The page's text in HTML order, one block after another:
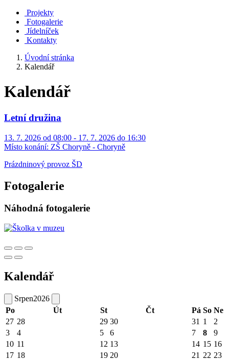
Projekty
Fotogalerie
Jídelníček
Kontakty
Úvodní stránka
Kalendář
Kalendář
Letní družina
13. 7. 2026 od 08:00 - 17. 7. 2026 do 16:30
Místo konání: ZŠ Choryně - Choryně
Prázdninový provoz ŠD
Fotogalerie
Náhodná fotogalerie
Kalendář
Srpen2026
Po
Út St Čt Pá So Ne
27 28 29 30 31 1
2
3
4 5 6 7 8
9
10 11 12 13 14 15 16
17 18 19 20 21 22 23